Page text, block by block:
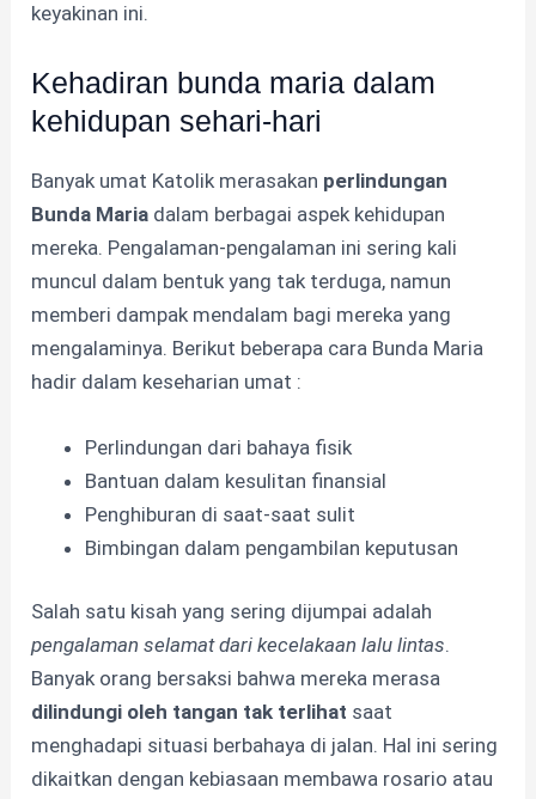
keyakinan ini.
Kehadiran bunda maria dalam
kehidupan sehari-hari
Banyak umat Katolik merasakan perlindungan
Bunda Maria dalam berbagai aspek kehidupan
mereka. Pengalaman-pengalaman ini sering kali
muncul dalam bentuk yang tak terduga, namun
memberi dampak mendalam bagi mereka yang
mengalaminya. Berikut beberapa cara Bunda Maria
hadir dalam keseharian umat :
Perlindungan dari bahaya fisik
Bantuan dalam kesulitan finansial
Penghiburan di saat-saat sulit
Bimbingan dalam pengambilan keputusan
Salah satu kisah yang sering dijumpai adalah
pengalaman selamat dari kecelakaan lalu lintas.
Banyak orang bersaksi bahwa mereka merasa
dilindungi oleh tangan tak terlihat saat
menghadapi situasi berbahaya di jalan. Hal ini sering
dikaitkan dengan kebiasaan membawa rosario atau